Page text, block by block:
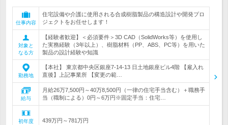
仕事内容
住宅設備や介護に使用される合成樹脂製品の構造設計や開発プロ
ジェクトをお任せします！
対象と
なる方
【経験者歓迎】＜必須要件＞3D CAD（SolidWorks等）を使用し
た実務経験（3年以上）、樹脂材料（PP、ABS、PC等）を用いた
製品の設計経験や知識
勤務地
【本社】 東京都中央区銀座7-14-13 日土地銀座ビル4階 【雇入れ
直後】上記事業所 【変更の範…
給与
月給26万7,500円～40万8,500円（一律の住宅手当含む）＋職務手
当（職制による）0円～6万円※固定手当：住宅…
初年度
439万円～781万円